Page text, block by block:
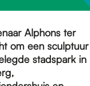
Alphons ter
om een sculptuur
stadspark in